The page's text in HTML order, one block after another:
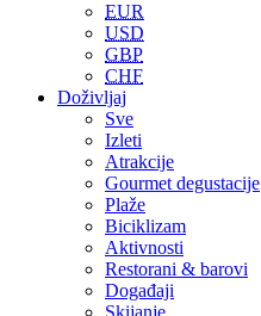
EUR
USD
GBP
CHF
Doživljaj
Sve
Izleti
Atrakcije
Gourmet degustacije
Plaže
Biciklizam
Aktivnosti
Restorani & barovi
Događaji
Skijanje